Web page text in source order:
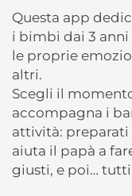
Questa app
i bimbi dai 3 anni
le proprie
altri.
Scegli il
accompagna i
attività: preparati
aiuta il papà a
giusti, e poi…